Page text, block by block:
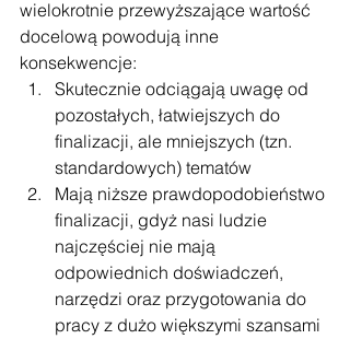
wielokrotnie przewyższające wartość
docelową powodują inne
konsekwencje:
Skutecznie odciągają uwagę od
pozostałych, łatwiejszych do
finalizacji, ale mniejszych (tzn.
standardowych) tematów
Mają niższe prawdopodobieństwo
finalizacji, gdyż nasi ludzie
najczęściej nie mają
odpowiednich doświadczeń,
narzędzi oraz przygotowania do
pracy z dużo większymi szansami